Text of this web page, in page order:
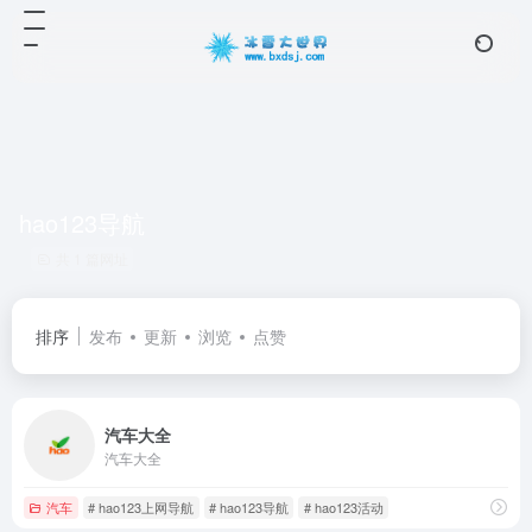
排序 发布 更新 浏览 点赞
汽车大全
汽车大全
汽车 # hao123上网导航 # hao123导航 # hao123活动